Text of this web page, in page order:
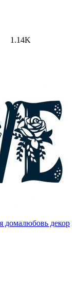
1.14K
домалюбовь декор